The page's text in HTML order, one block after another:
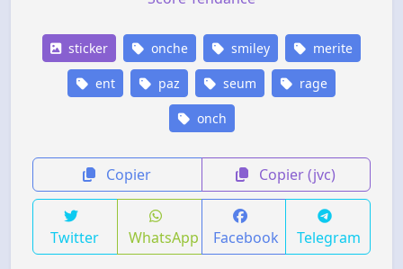
sticker onche smiley merite
ent paz seum rage
onch
Copier Copier (jvc)
Twitter WhatsApp Facebook Telegram